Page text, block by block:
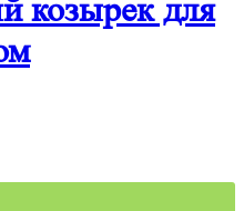
козырек для